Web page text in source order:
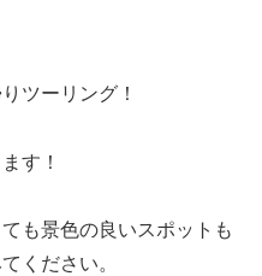
ツーリング！
す！
も景色の良いスポットも
ください。